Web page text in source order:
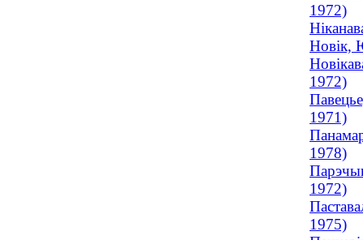
1972)
Новік,
1972)
1971)
1978)
1972)
1975)